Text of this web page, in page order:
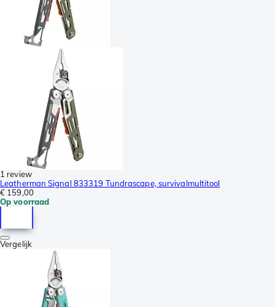
1 review
Leatherman Signal 833319 Tundrascape, survivalmultitool
€ 159,00
Op voorraad
Vergelijk